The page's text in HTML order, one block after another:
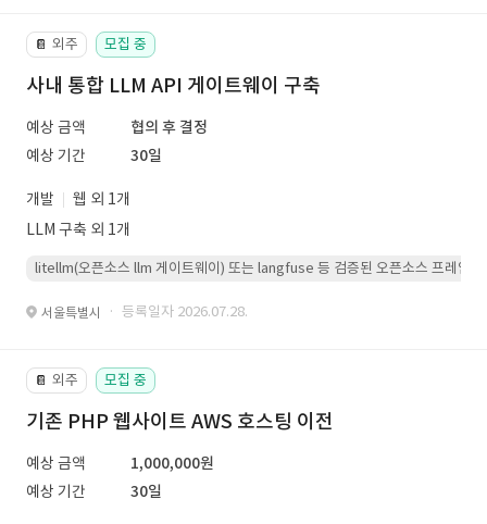
📔 외주 모집 중
사내 통합 LLM API 게이트웨이 구축
예상 금액
협의 후 결정
예상 기간
30일
개발
웹 외 1개
LLM 구축 외 1개
litellm(오픈소스 llm 게이트웨이) 또는 langfuse 등 검증된 오픈소스 프레임워
서울특별시 · 등록일자 2026.07.28.
📔 외주 모집 중
기존 PHP 웹사이트 AWS 호스팅 이전
예상 금액
1,000,000원
예상 기간
30일